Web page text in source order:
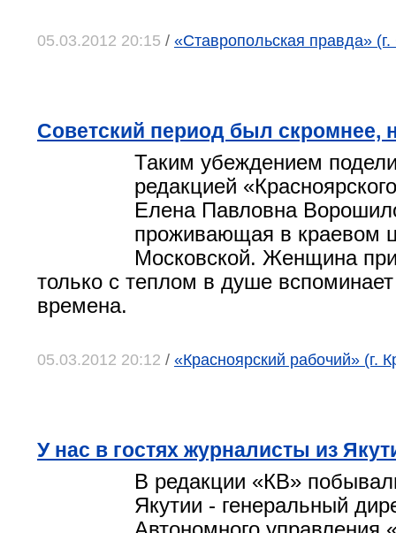
05.03.2012 20:15 / «Ставропольская правда»
Советский период был скромнее,
Таким убеждением
редакцией
Елена Павловна
проживающая в краевом
Московской. Женщина
только с теплом в душе
времена.
05.03.2012 20:12 / «Красноярский рабочий» (г.
У нас в гостях журналисты из
В редакции «КВ»
Якутии - генеральный